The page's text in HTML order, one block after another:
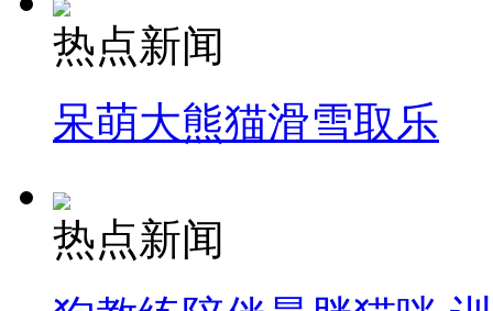
热点新闻
呆萌大熊猫滑雪取乐
热点新闻